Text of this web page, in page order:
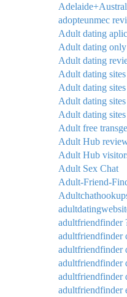
adopteunmec
Adult dating
Adult dating
Adult dating
Adult dating
Adult dating sites
Adult dating
Adult dating
Adult free
Adult Hub
Adult Hub
Adult Sex Chat
Adult-Friend-
adultfriendfinder
adultfriendfinder
adultfriendfinder
adultfriendfinder
adultfriendfinder
adultfriendfinder